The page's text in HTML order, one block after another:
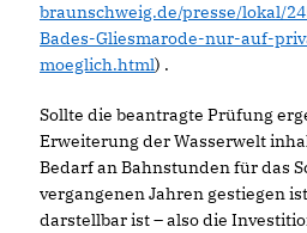
braunschweig.de/presse/lokal/
Bades-Gliesmarode-nur-auf-
moeglich.html) .
Sollte die beantragte Prüfung
Erweiterung der Wasserwelt
Bedarf an Bahnstunden für das
vergangenen Jahren gestiegen
darstellbar ist – also die